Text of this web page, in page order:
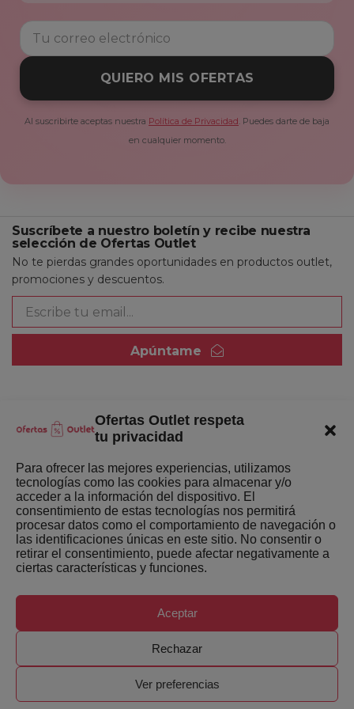
Ofertas Outlet respeta
tu privacidad
Para ofrecer las mejores experiencias, utilizamos
tecnologías como las cookies para almacenar y/o
acceder a la información del dispositivo. El
consentimiento de estas tecnologías nos permitirá
procesar datos como el comportamiento de navegación o
las identificaciones únicas en este sitio. No consentir o
retirar el consentimiento, puede afectar negativamente a
ciertas características y funciones.
Aceptar
Rechazar
Ver preferencias
Ver oferta en Amazon
QUIERO MIS OFERTAS
Al suscribirte aceptas nuestra Política de Privacidad. Puedes darte de baja
en cualquier momento.
Suscríbete a nuestro boletín y recibe nuestra
selección de Ofertas Outlet
No te pierdas grandes oportunidades en productos outlet,
promociones y descuentos.
Apúntame
Quienes somos
Últimas Novedades
Mejores ofertas de la semana
Ofertas-Outlet.com. Todos los derechos